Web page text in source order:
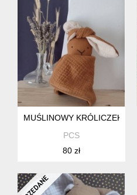
MUŚLINOWY KRÓLICZEK,
PCS
80 zł